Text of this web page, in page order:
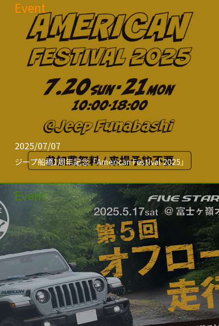
Event
2025/07/07
ジープ船橋1周年記念「American Festival 2025」
Event